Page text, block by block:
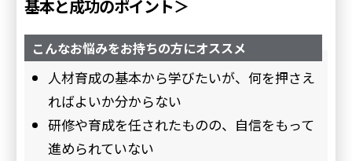
基本と成功のポイント＞
こんなお悩みをお持ちの方にオススメ
人材育成の基本から学びたいが、何を押さえ
ればよいか分からない
研修や育成を任されたものの、自信をもって
進められていない